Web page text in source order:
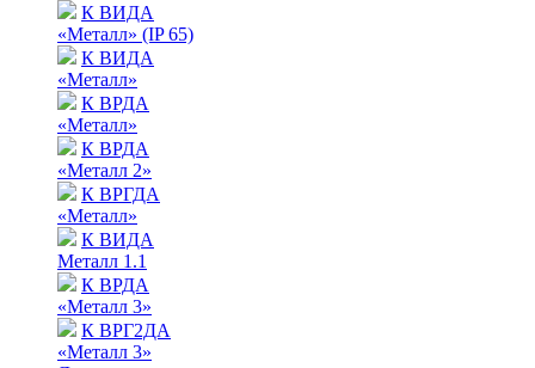
К ВИДА
«Металл» (IP 65)
К ВИДА
«Металл»
К ВРДА
«Металл»
К ВРДА
«Металл 2»
К ВРГДА
«Металл»
К ВИДА
Металл 1.1
К ВРДА
«Металл 3»
К ВРГ2ДА
«Металл 3»